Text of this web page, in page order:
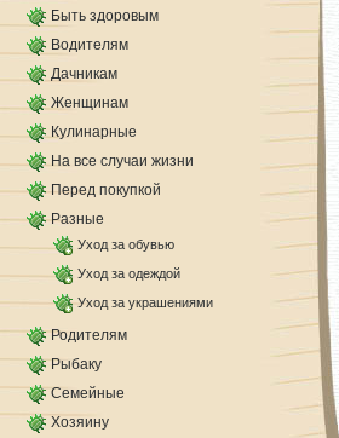
Быть здоровым
Водителям
Дачникам
Женщинам
Кулинарные
На все случаи жизни
Перед покупкой
Разные
Уход за обувью
Уход за одеждой
Уход за украшениями
Родителям
Рыбаку
Семейные
Хозяину